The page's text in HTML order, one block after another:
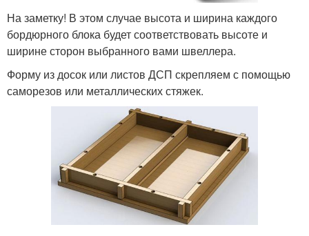
На заметку! В этом случае высота и ширина каждого
бордюрного блока будет соответствовать высоте и
ширине сторон выбранного вами швеллера.
Форму из досок или листов ДСП скрепляем с помощью
саморезов или металлических стяжек.